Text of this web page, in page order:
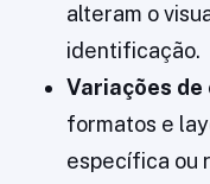
alteram o
identificação.
Variações de
formatos e
específica ou